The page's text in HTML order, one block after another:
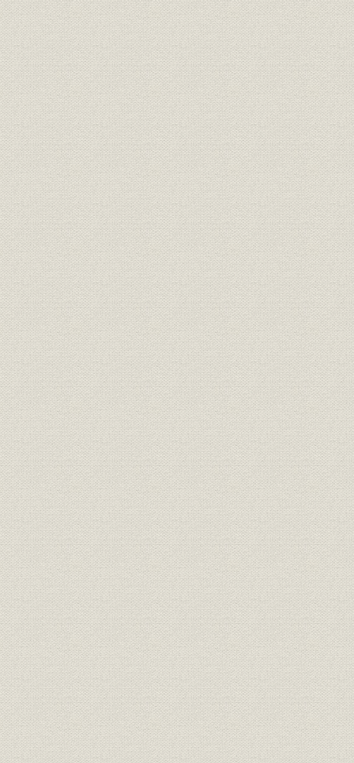
1 第1次ノ 世界大戦ト 日本ノ 紡績
2 輸入ノ 中古機械ガ 富山紡績ヲ ウム
3 ウマレタテカラノ 身ウリ話シト ソノ 失敗
4 自力デ イキヌク 決心ト 工場ノ 整備
5 減資増資ヲ シテ アタラシイ 門出エ
2 恐慌ヲ ノリコエタ 発展ノ 時期
1 世界恐慌前後ノ 日本ノ 紡績
2 福野工場ノ 整備ト 拡張ガ ツズク
3 庄川電源開発ガ 井波工場ヲ ウム
4 オモナ 製品ワ 中番手ノ 綿糸ト カナキン
5 大発展カラ マタ 増資シテ 合併エ
井波工場ノ 建設カラ 完成マデ......写[写真]
II 沿革
〈クレビ ファンシークロス〉変リ織リノ綿布
沿革目次
呉羽紡績役員(1929~44年)......写[写真]
大建産業役員(1944~49年)......写[写真]
呉羽紡績役員(1950~58年)......写[写真]
本社建物 ウツリカワリ......写[写真]
A 沿革ノ アラマシ
マエガキ
1 肥立チノ ヨカッタ 創業ノ 時期
1 不況ノ アラシノ ナカ デノ 誕生